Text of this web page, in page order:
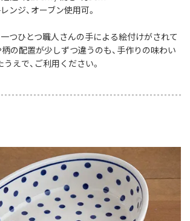
ンジ、オーブン使用可。
つひとつ職人さんの手による絵付けがされて
の配置が少しずつ違うのも、手作りの味わい
えで、ご利用ください。